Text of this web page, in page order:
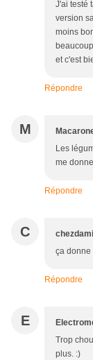
J'ai testé
version
moins
et c'est
Répondre
M
Les
me
Répondre
C
ça donne
Répondre
E
Trop
plus. :)